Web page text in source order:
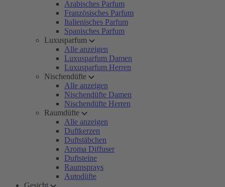
Arabisches Parfum
Französisches Parfum
Italienisches Parfum
Spanisches Parfum
Luxusparfum
Alle anzeigen
Luxusparfum Damen
Luxusparfum Herren
Nischendüfte
Alle anzeigen
Nischendüfte Damen
Nischendüfte Herren
Raumdüfte
Alle anzeigen
Duftkerzen
Duftstäbchen
Aroma Diffuser
Duftsteine
Raumsprays
Autodüfte
Gesicht